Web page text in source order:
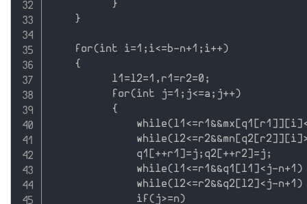
          }
    }
    for(int i=1;i<=b-n+1;i++)
    {
          l1=l2=1,r1=r2=0;
          for(int j=1;j<=a;j++)
          {
              q1[++r1]=j;q2[++r2]=j;
while(l1<=r1&&q1[l1]<j-n+1)
while(l2<=r2&&q2[l2]<j-n+1)
              if(j>=n)